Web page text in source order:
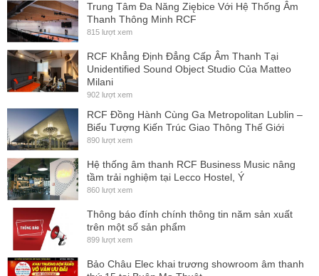
Trung Tâm Đa Năng Ziębice Với Hệ Thống Âm
Thanh Thông Minh RCF
815 lượt xem
RCF Khẳng Định Đẳng Cấp Âm Thanh Tại
Unidentified Sound Object Studio Của Matteo
Milani
902 lượt xem
RCF Đồng Hành Cùng Ga Metropolitan Lublin –
Biểu Tượng Kiến Trúc Giao Thông Thế Giới
890 lượt xem
Hệ thống âm thanh RCF Business Music nâng
tầm trải nghiệm tại Lecco Hostel, Ý
860 lượt xem
Thông báo đính chính thông tin năm sản xuất
trên một số sản phẩm
899 lượt xem
Bảo Châu Elec khai trương showroom âm thanh